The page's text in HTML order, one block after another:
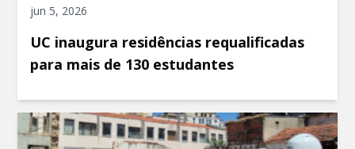
jun 5, 2026
UC inaugura residências requalificadas
para mais de 130 estudantes